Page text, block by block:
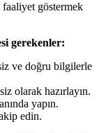
faaliyet göstermek
gerekenler:
ve doğru bilgilerle
olarak hazırlayın.
yapın.
edin.